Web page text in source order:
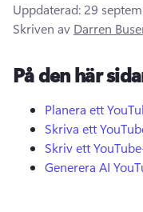
Logga in
Uppdaterad: 29
Skriven av Darren
På den här
Planera ett
Skriva ett
Skriv ett
Generera AI